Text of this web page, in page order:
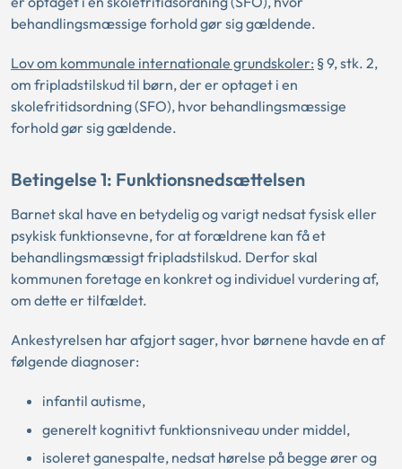
behandlingsmæssige forhold gør sig gældende.
Lov om kommunale internationale grundskoler: § 9, stk. 2,
om fripladstilskud til børn, der er optaget i en
skolefritidsordning (SFO), hvor behandlingsmæssige
forhold gør sig gældende.
Betingelse 1: Funktionsnedsættelsen
Barnet skal have en betydelig og varigt nedsat fysisk eller
psykisk funktionsevne, for at forældrene kan få et
behandlingsmæssigt fripladstilskud. Derfor skal
kommunen foretage en konkret og individuel vurdering af,
om dette er tilfældet.
Ankestyrelsen har afgjort sager, hvor børnene havde en af
følgende diagnoser:
infantil autisme,
generelt kognitivt funktionsniveau under middel,
isoleret ganespalte, nedsat hørelse på begge ører og